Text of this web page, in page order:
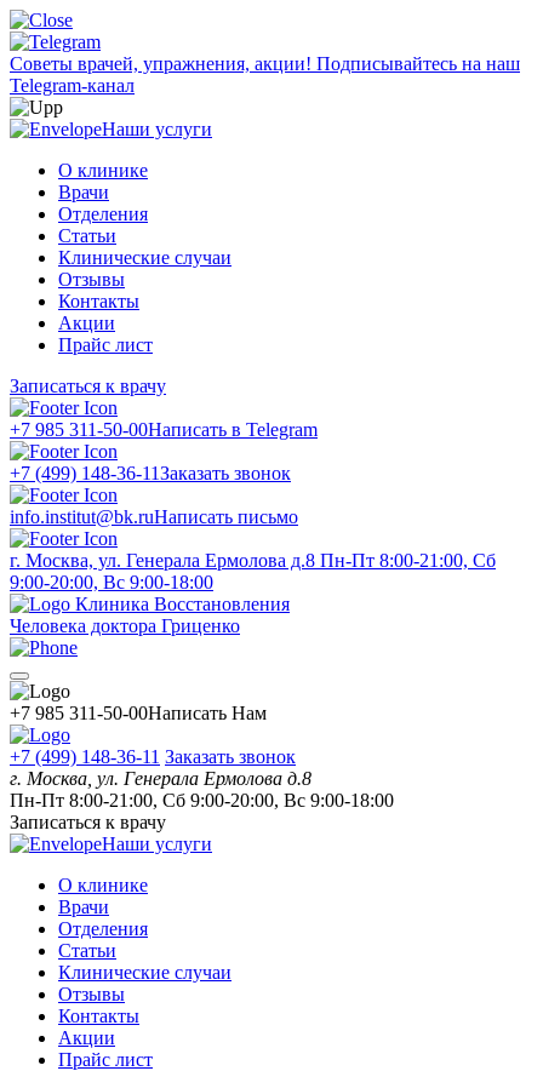
Советы врачей, упражнения, акции! Подписывайтесь на наш
Telegram-канал
Наши услуги
О клинике
Врачи
Отделения
Статьи
Клинические случаи
Отзывы
Контакты
Акции
Прайс лист
Записаться к врачу
+7 985 311-50-00Написать в Telegram
+7 (499) 148-36-11Заказать звонок
info.institut@bk.ruНаписать письмо
г. Москва, ул. Генерала Ермолова д.8 Пн-Пт 8:00-21:00, Сб
9:00-20:00, Вс 9:00-18:00
Клиника Восстановления
Человека доктора Гриценко
+7 985 311-50-00Написать Нам
+7 (499) 148-36-11 Заказать звонок
г. Москва, ул. Генерала Ермолова д.8
Пн-Пт 8:00-21:00, Сб 9:00-20:00, Вс 9:00-18:00
Записаться к врачу
Наши услуги
О клинике
Врачи
Отделения
Статьи
Клинические случаи
Отзывы
Контакты
Акции
Прайс лист